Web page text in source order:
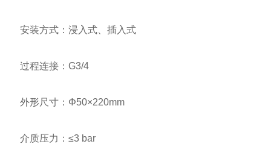
安装方式：浸入式、插入式
过程连接： G3/4
外形尺寸： Φ50×220mm
介质压力： ≤3 bar